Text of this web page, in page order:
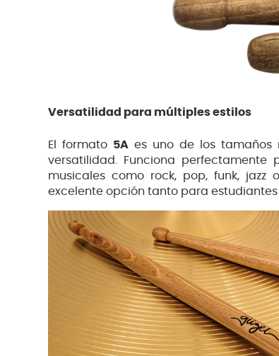
Versatilidad para múltiples estilos
El formato 5A es uno de los tamaños
versatilidad. Funciona
musicales como rock, pop, funk, jazz
excelente opción tanto para